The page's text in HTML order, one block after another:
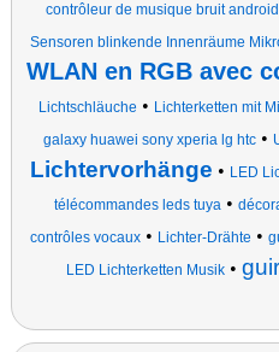
contrôleur de musique bruit
Sensoren blinkende Innenräume
WLAN en RGB avec
Lichtschläuche • Lichterketten mit
galaxy huawei sony xperia lg htc•
Lichtervorhänge • LED
télécommandes leds tuya •
contrôles vocaux • Lichter-Drähte •
LED Lichterketten Musik •